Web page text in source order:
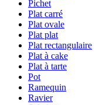
Pichet
Plat carré
Plat ovale
Plat plat
Plat rectangulaire
Plat à cake
Plat à tarte
Pot
Ramequin
Ravier